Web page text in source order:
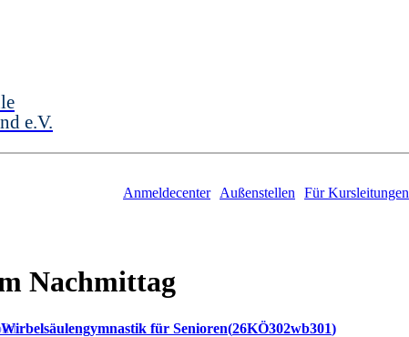
e.V.
Anmeldecenter Außenstellen Für Kursleitungen
Nachmittag
für Senioren 26KÖ302wb301